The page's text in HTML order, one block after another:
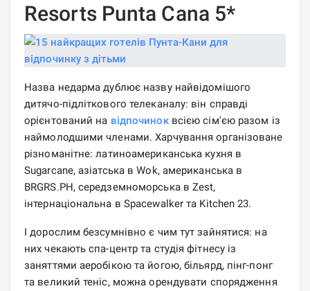
Resorts Punta Cana 5*
Назва недарма дублює назву найвідомішого
дитячо-підліткового телеканалу: він справді
орієнтований на відпочиноквсією сім'єю разом із
наймолодшими членами. Харчування організоване
різноманітне: латиноамериканська кухня в
Sugarcane, азіатська в Wok, американська в
BRGRS.PH, середземноморська в Zest,
інтернаціональна в Spacewalker та Kitchen 23.
І дорослим безсумнівно є чим тут зайнятися: на
них чекають спа-центр та студія фітнесу із
заняттями аеробікою та йогою, більярд, пінг-понг
та великий теніс, можна орендувати спорядження